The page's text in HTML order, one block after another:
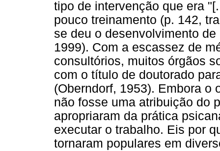
tipo de intervenção que era
pouco treinamento (p. 142,
se deu o desenvolvimento
1999). Com a escassez de
consultórios, muitos órgãos
com o título de doutorado
(Oberndorf, 1953). Embora o
não fosse uma atribuição do
apropriaram da prática
executar o trabalho. Eis por
tornaram populares em